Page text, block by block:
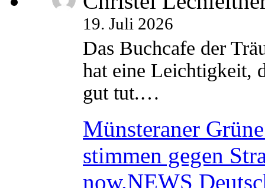
19. Juli 2026
Das Buchcafe der
hat eine Leichtigkeit,
gut tut.…
Münsteraner
stimmen gegen
now.NEWS